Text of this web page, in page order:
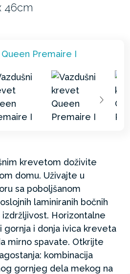
46cm
krevetom doživite
domu. Uživajte u
sa poboljšanom
laminiranih bočnih
Horizontalne
gornja i donja ivica kreveta
mirno spavate. Otkrijte
kombinacija
gornjeg dela mekog na